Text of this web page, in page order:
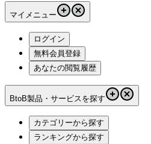
マイメニュー
ログイン
無料会員登録
あなたの閲覧履歴
BtoB製品・サービスを探す
カテゴリーから探す
ランキングから探す